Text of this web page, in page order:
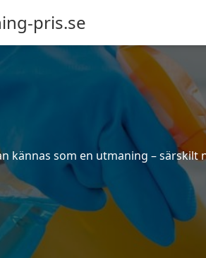
pris.se
kännas som en utmaning –